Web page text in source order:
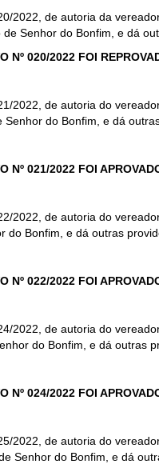
2022, de autoria da
Senhor do Bonfim, e dá
Nº 020/2022 FOI
2022, de autoria do
do Bonfim, e dá
Nº 021/2022 FOI
2022, de autoria do
do Bonfim, e dá outras
Nº 022/2022 FOI
2022, de autoria do
do Bonfim, e dá outras
Nº 024/2022 FOI
2022, de autoria do
Senhor do Bonfim, e dá